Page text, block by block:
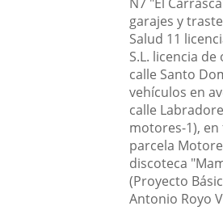
garajes y
Salud 11
S.L. licencia
calle Santo
vehículos en
calle
motores-1),
parcela
discoteca
(Proyecto
Antonio Royo